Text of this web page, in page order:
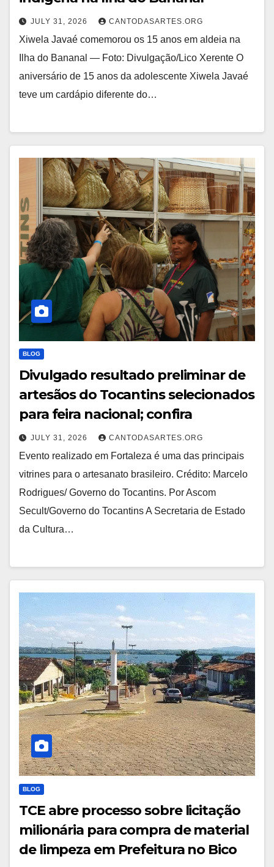
JULY 31, 2026 CANTODASARTES.ORG
Xiwela Javaé comemorou os 15 anos em aldeia na
Ilha do Bananal — Foto: Divulgação/Lico Xerente O
aniversário de 15 anos da adolescente Xiwela Javaé
teve um cardápio diferente do…
BLOG
Divulgado resultado preliminar de
artesãos do Tocantins selecionados
para feira nacional; confira
JULY 31, 2026 CANTODASARTES.ORG
Evento realizado em Fortaleza é uma das principais
vitrines para o artesanato brasileiro. Crédito: Marcelo
Rodrigues/ Governo do Tocantins. Por Ascom
Secult/Governo do Tocantins A Secretaria de Estado
da Cultura…
BLOG
TCE abre processo sobre licitação
milionária para compra de material
de limpeza em Prefeitura no Bico